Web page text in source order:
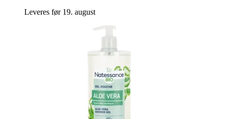
Leveres før 19. august